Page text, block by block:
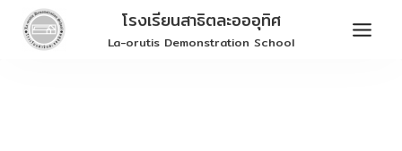
Skip
โรงเรียนสาธิตละอออุทิศ
La-orutis Demonstration School